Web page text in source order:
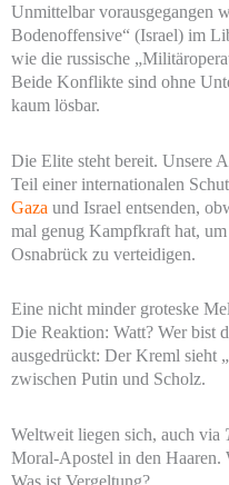
Unmittelbar vorausgegangen
Bodenoffensive“ (Israel) im
wie die russische
Beide Konflikte sind ohne
kaum lösbar.
Die Elite steht bereit. Unsere
Teil einer internationalen
Gaza und Israel entsenden,
mal genug Kampfkraft hat,
Osnabrück zu verteidigen.
Eine nicht minder groteske
Die Reaktion: Watt? Wer bist
ausgedrückt: Der Kreml sieht
zwischen Putin und Scholz.
Weltweit liegen sich, auch via
Moral-Apostel in den Haaren.